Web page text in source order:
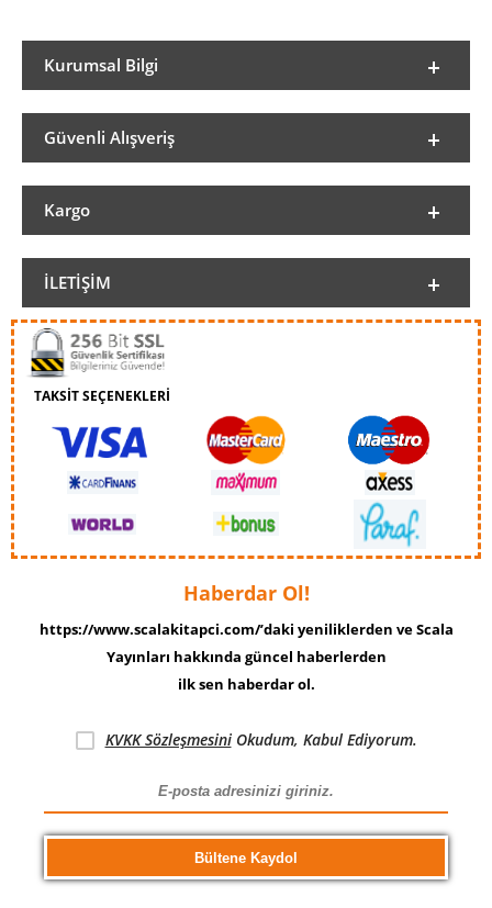
Kurumsal Bilgi
Güvenli Alışveriş
Kargo
İLETIŞIM
TAKSİT SEÇENEKLERİ
Haberdar Ol!
https://www.scalakitapci.com/’daki yeniliklerden ve Scala
Yayınları hakkında güncel haberlerden
ilk sen haberdar ol.
KVKK SözleşmesiniOkudum, Kabul Ediyorum.